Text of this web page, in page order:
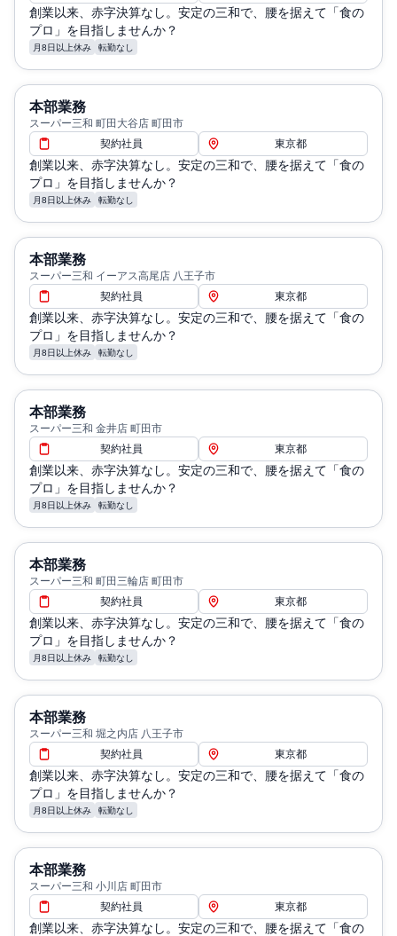
創業以来、赤字決算なし。安定の三和で、腰を据えて「食の
プロ」を目指しませんか？
月8日以上休み 転勤なし
本部業務
スーパー三和 町田大谷店 町田市
契約社員
東京都
創業以来、赤字決算なし。安定の三和で、腰を据えて「食の
プロ」を目指しませんか？
月8日以上休み 転勤なし
本部業務
スーパー三和 イーアス高尾店 八王子市
契約社員
東京都
創業以来、赤字決算なし。安定の三和で、腰を据えて「食の
プロ」を目指しませんか？
月8日以上休み 転勤なし
本部業務
スーパー三和 金井店 町田市
契約社員
東京都
創業以来、赤字決算なし。安定の三和で、腰を据えて「食の
プロ」を目指しませんか？
月8日以上休み 転勤なし
本部業務
スーパー三和 町田三輪店 町田市
契約社員
東京都
創業以来、赤字決算なし。安定の三和で、腰を据えて「食の
プロ」を目指しませんか？
月8日以上休み 転勤なし
本部業務
スーパー三和 堀之内店 八王子市
契約社員
東京都
創業以来、赤字決算なし。安定の三和で、腰を据えて「食の
プロ」を目指しませんか？
月8日以上休み 転勤なし
本部業務
スーパー三和 小川店 町田市
契約社員
東京都
創業以来、赤字決算なし。安定の三和で、腰を据えて「食の